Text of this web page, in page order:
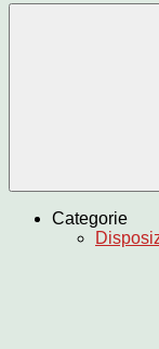
Categorie